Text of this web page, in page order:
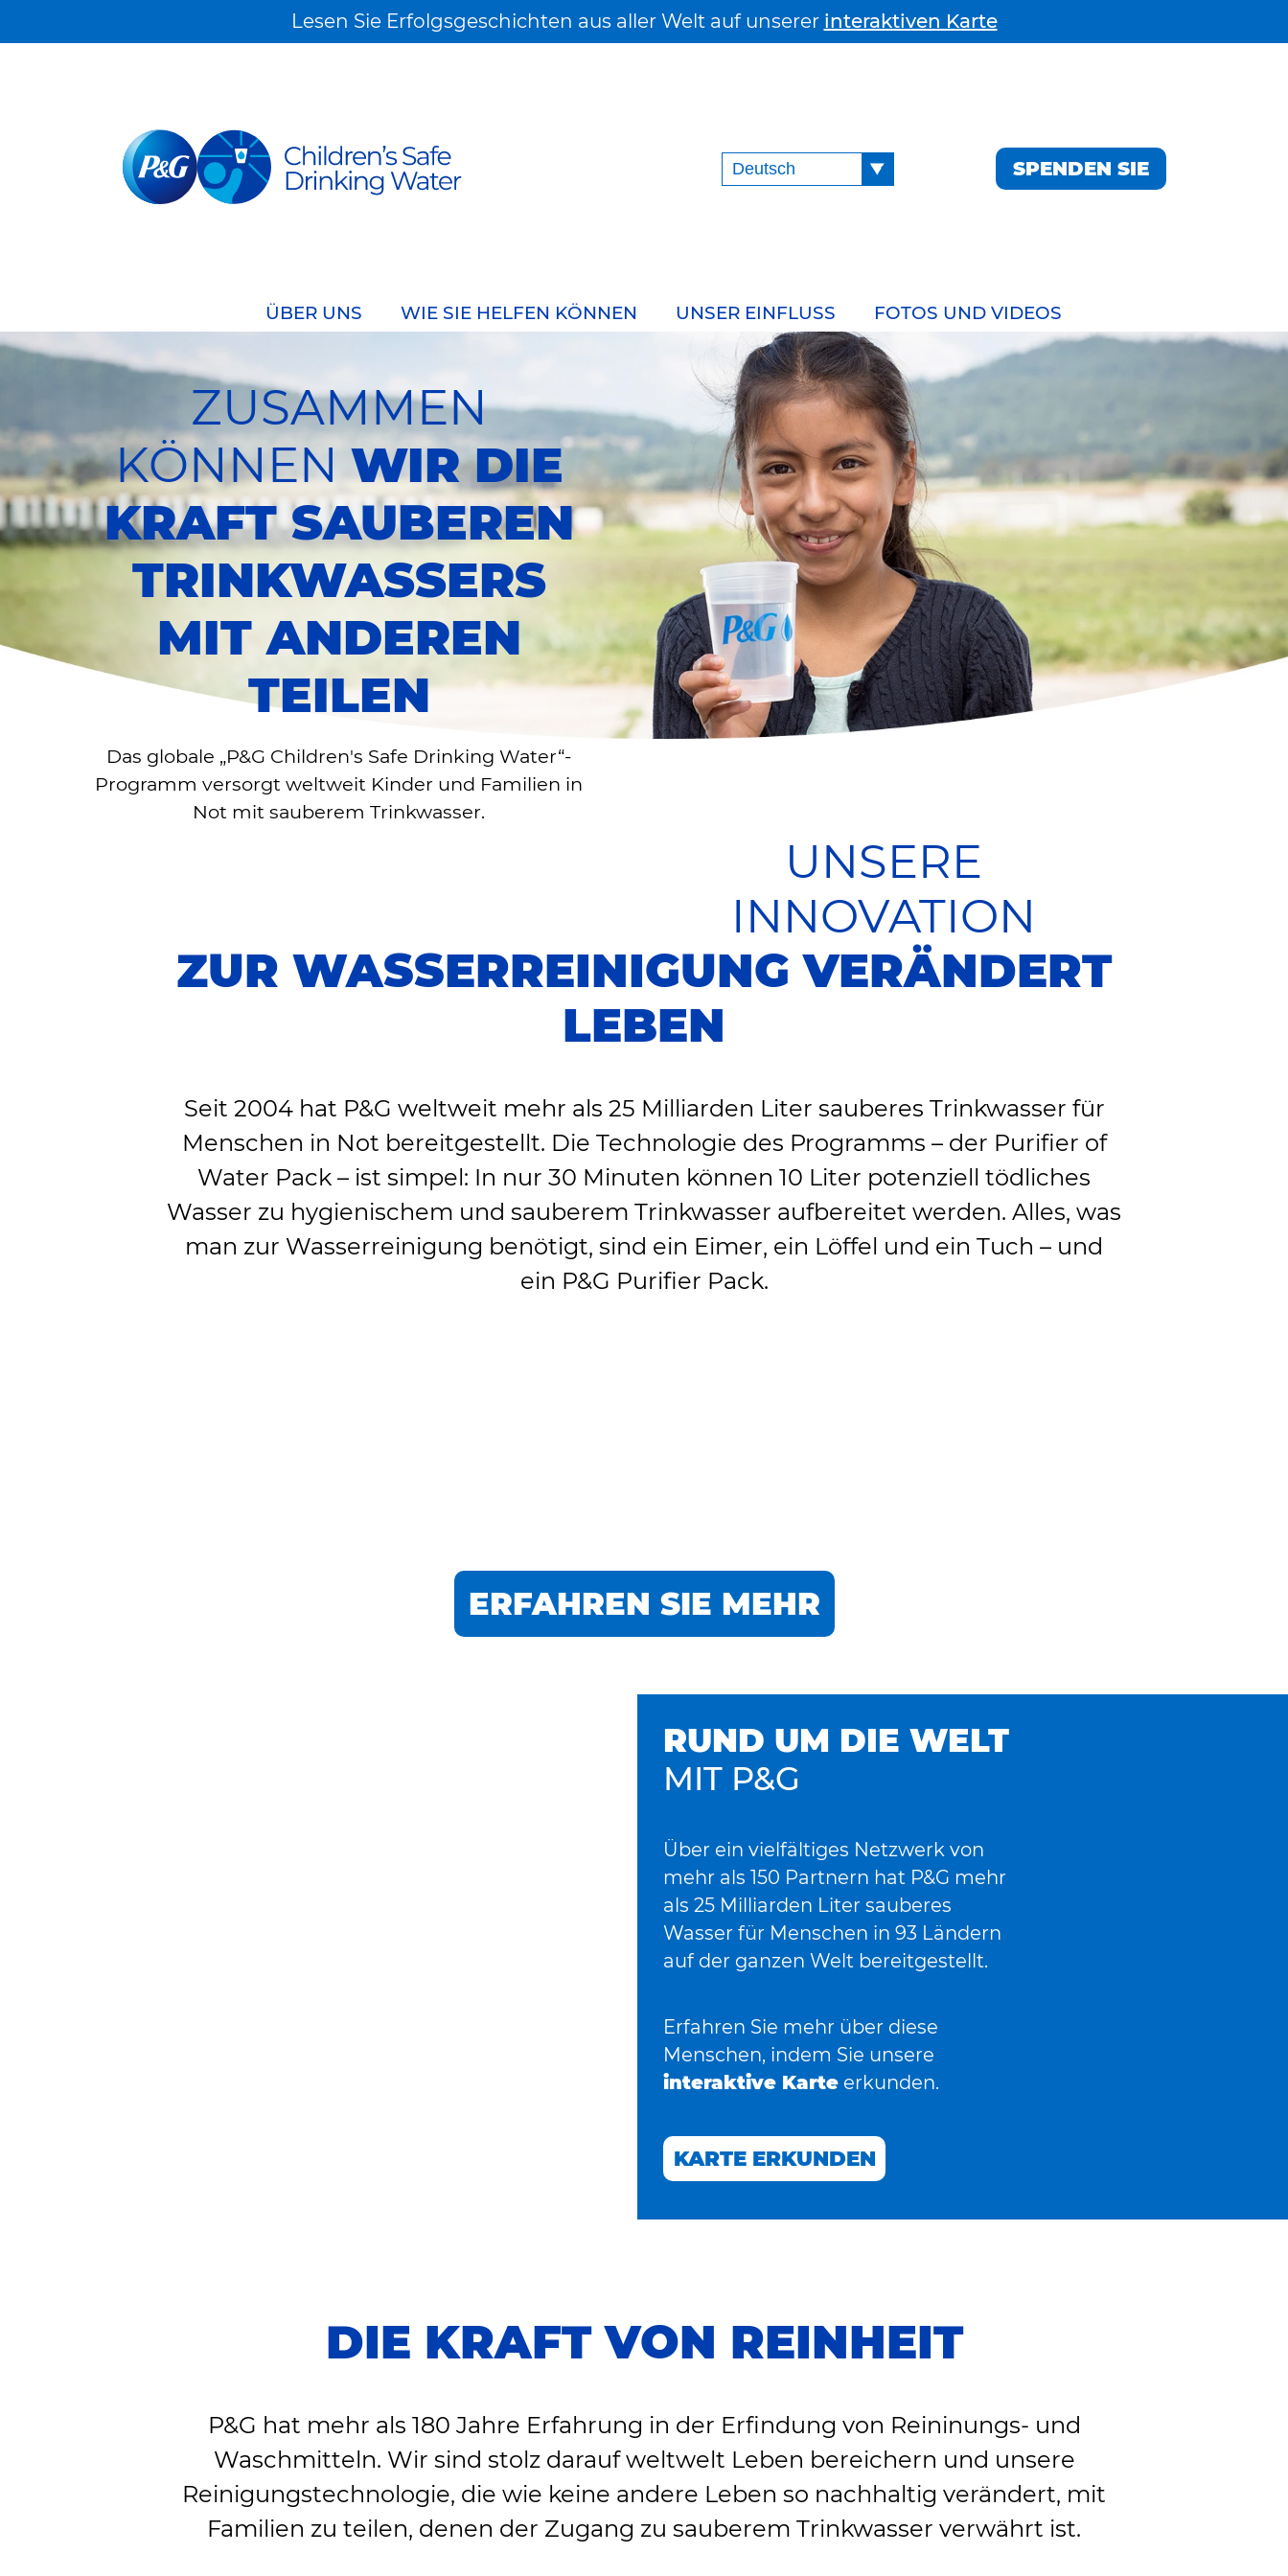
Lesen Sie Erfolgsgeschichten aus aller Welt auf unserer interaktiven Karte
SPENDEN SIE
ÜBER UNS WIE SIE HELFEN KÖNNEN UNSER EINFLUSS FOTOS UND VIDEOS
ZUSAMMEN
KÖNNENWIR DIE
KRAFT SAUBEREN
TRINKWASSERS
MIT ANDEREN
TEILEN
Das globale „P&G Children's Safe Drinking Water“-
Programm versorgt weltweit Kinder und Familien in
Not mit sauberem Trinkwasser.
UNSERE
INNOVATION
ZUR WASSERREINIGUNG VERÄNDERT
LEBEN
Seit 2004 hat P&G weltweit mehr als 25 Milliarden Liter sauberes Trinkwasser für
Menschen in Not bereitgestellt. Die Technologie des Programms – der Purifier of
Water Pack – ist simpel: In nur 30 Minuten können 10 Liter potenziell tödliches
Wasser zu hygienischem und sauberem Trinkwasser aufbereitet werden. Alles, was
man zur Wasserreinigung benötigt, sind ein Eimer, ein Löffel und ein Tuch – und
ein P&G Purifier Pack.
ERFAHREN SIE MEHR
RUND UM DIE WELT
MIT P&G
Über ein vielfältiges Netzwerk von
mehr als 150 Partnern hat P&G mehr
als 25 Milliarden Liter sauberes
Wasser für Menschen in 93 Ländern
auf der ganzen Welt bereitgestellt.
Erfahren Sie mehr über diese
Menschen, indem Sie unsere
interaktive Karteerkunden.
KARTE ERKUNDEN
DIE KRAFT VON REINHEIT
P&G hat mehr als 180 Jahre Erfahrung in der Erfindung von Reininungs- und
Waschmitteln. Wir sind stolz darauf weltwelt Leben bereichern und unsere
Reinigungstechnologie, die wie keine andere Leben so nachhaltig verändert, mit
Familien zu teilen, denen der Zugang zu sauberem Trinkwasser verwährt ist.